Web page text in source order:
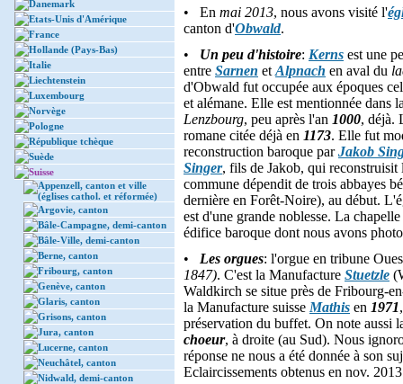
Danemark
Etats-Unis d'Amérique
France
Hollande (Pays-Bas)
Italie
Liechtenstein
Luxembourg
Norvège
Pologne
République tchèque
Suède
Suisse
Appenzell, canton et ville
(églises cathol. et réformée)
Argovie, canton
Bâle-Campagne, demi-canton
Bâle-Ville, demi-canton
Berne, canton
Fribourg, canton
Genève, canton
Glaris, canton
Grisons, canton
Jura, canton
Lucerne, canton
Neuchâtel, canton
Nidwald, demi-canton
• En mai 2013, nous avons visité l'
canton d'Obwald.
• Un peu d'histoire: Kerns est une
entre Sarnen et Alpnach en aval du
d'Obwald fut occupée aux époques
et alémane. Elle est mentionnée dans
Lenzbourg, peu après l'an 1000, déjà.
romane citée déjà en 1173. Elle fut
reconstruction baroque parJakob
Singer, fils de Jakob, qui reconstruisit
commune dépendit de trois abbayes
dernière en Forêt-Noire), au début.
est d'une grande noblesse. La
édifice baroque dont nous avons
• Les orgues: l'orgue en tribune
1847). C'est la Manufacture Stuetzle
Waldkirch se situe près de Fribourg-
la Manufacture suisse Mathis en 1971
préservation du buffet. On note aussi
choeur, à droite (au Sud). Nous
réponse ne nous a été donnée à son
Eclaircissements obtenus en nov.